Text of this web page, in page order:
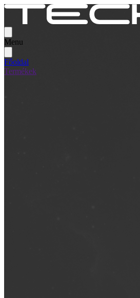
Menu
Főoldal
Termékek